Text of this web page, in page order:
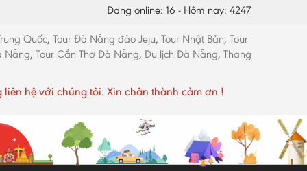
Thanh Hóa
Trà Vinh
Vĩnh Long
Vĩnh Phúc
Đang online: 16 - Hôm nay: 4247
Quốc, Tour Đà Nẵng đảo Jeju, Tour Nhật Bản, Tour
Nẵng, Tour Cần Thơ Đà Nẵng, Du lịch Đà Nẵng, Thang
hệ với chúng tôi. Xin chân thành cảm ơn !